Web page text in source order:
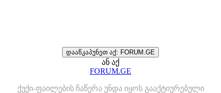
დააწკაპუნეთ აქ: FORUM.GE
ან აქ
FORUM.GE
ქუქი-ფაილების ჩაწერა უნდა იყოს გააქტიურებული